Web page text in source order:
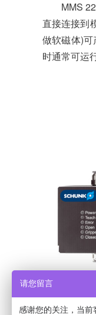
MMS
直接连接到
做软磁体)
时通常可运
PA3三
请您留言
感谢您的关注，当前